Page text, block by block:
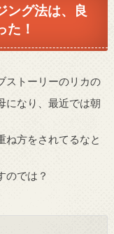
ング法は、良
た！
ストーリーのリカの
になり、最近では朝
ね方をされてるなと
のでは？